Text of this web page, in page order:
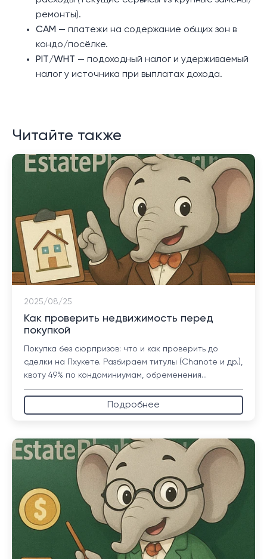
ремонты).
CAM — платежи на содержание общих зон в
кондо/посёлке.
PIT/WHT — подоходный налог и удерживаемый
налог у источника при выплатах дохода.
Читайте также
2025/08/25
Как проверить недвижимость перед
покупкой
Покупка без сюрпризов: что и как проверить до
сделки на Пхукете. Разбираем титулы (Chanote и др.),
квоту 49% по кондоминиумам, обременения...
Подробнее